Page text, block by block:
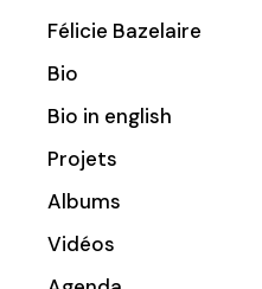
Félicie Bazelaire
Bio
Bio in english
Projets
Albums
Vidéos